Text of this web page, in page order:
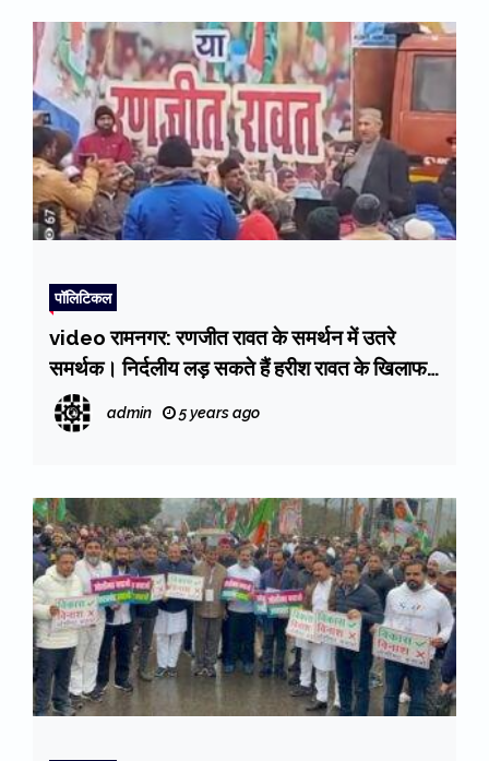
पॉलिटिकल
video रामनगर: रणजीत रावत के समर्थन में उतरे
समर्थक। निर्दलीय लड़ सकते हैं हरीश रावत के खिलाफ
चुनाव!
admin 5 years ago